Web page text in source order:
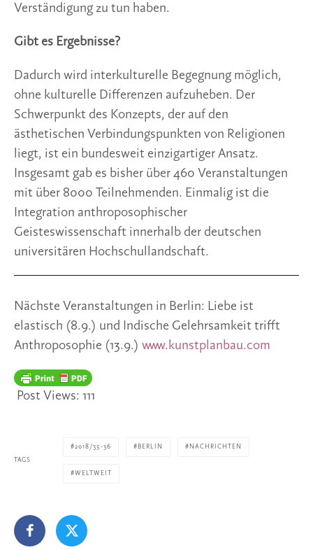
Verständigung zu tun haben.
Gibt es Ergebnisse?
Dadurch wird interkulturelle Begegnung möglich,
ohne kulturelle Differenzen aufzuheben. Der
Schwerpunkt des Konzepts, der auf den
ästhetischen Verbindungspunkten von Religionen
liegt, ist ein bundesweit einzigartiger Ansatz.
Insgesamt gab es bisher über 460 Veranstaltungen
mit über 8000 Teilnehmenden. Einmalig ist die
Integration anthroposophischer
Geisteswissenschaft innerhalb der deutschen
universitären Hochschullandschaft.
Nächste Veranstaltungen in Berlin: Liebe ist
elastisch (8.9.) und Indische Gelehrsamkeit trifft
Anthroposophie (13.9.) www.kunstplanbau.com
Post Views: 111
TAGS
2018/35-36 BERLIN NACHRICHTEN
WELTWEIT